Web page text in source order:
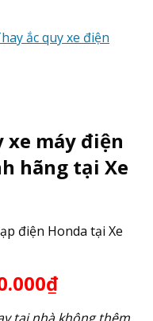
ắc quy xe điện
xe máy điện
hãng tại Xe
điện Honda tại Xe